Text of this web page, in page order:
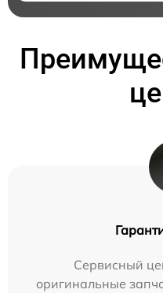
Сервисный
оригинальные